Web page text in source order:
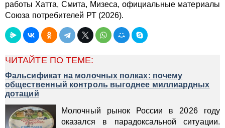
работы Хатта, Смита, Мизеса, официальные материалы
Союза потребителей РТ (2026).
ЧИТАЙТЕ ПО ТЕМЕ:
Фальсификат на молочных полках: почему
общественный контроль выгоднее миллиардных
дотаций
Молочный рынок России в 2026 году
оказался в парадоксальной ситуации.